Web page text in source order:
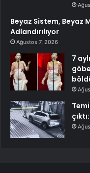
Beyaz Sistem, Beyaz
Adlandırılıyor
Ağustos 7, 2026
7